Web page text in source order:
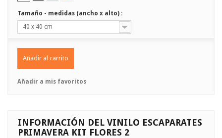
Tamaño - medidas (ancho x alto) :
40 x 40 cm
Añadir al carrito
Añadir a mis favoritos
INFORMACIÓN DEL VINILO ESCAPARATES
PRIMAVERA KIT FLORES 2